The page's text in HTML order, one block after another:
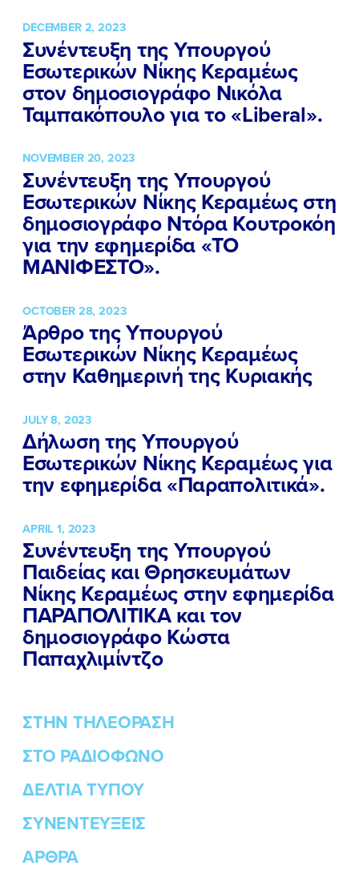
ΠΟΙΑ ΕΙΜΑΙ
ΕΡΓΟ
ΕΚΔΗΛΩΣΕΙΣ
ΝΕΑ
ΕΛΑ ΚΙ ΕΣΥ
FB IN TW YT LN VB TIKTOK
DECEMBER 2, 2023
Συνέντευξη της Υπουργού
Εσωτερικών Νίκης Κεραμέως
στον δημοσιογράφο Νικόλα
Ταμπακόπουλο για το «Liberal».
NOVEMBER 20, 2023
Συνέντευξη της Υπουργού
Εσωτερικών Νίκης Κεραμέως στη
δημοσιογράφο Ντόρα Κουτροκόη
για την εφημερίδα «ΤΟ
ΜΑΝΙΦΕΣΤΟ».
OCTOBER 28, 2023
Άρθρο της Υπουργού
Εσωτερικών Νίκης Κεραμέως
στην Καθημερινή της Κυριακής
JULY 8, 2023
Δήλωση της Υπουργού
Εσωτερικών Νίκης Κεραμέως για
την εφημερίδα «Παραπολιτικά».
APRIL 1, 2023
Συνέντευξη της Υπουργού
Παιδείας και Θρησκευμάτων
Νίκης Κεραμέως στην εφημερίδα
ΠΑΡΑΠΟΛΙΤΙΚΑ και τον
δημοσιογράφο Κώστα
Παπαχλιμίντζο
ΣΤΗΝ ΤΗΛΕΟΡΑΣΗ
ΣΤΟ ΡΑΔΙΟΦΩΝΟ
ΔΕΛΤΙΑ ΤΥΠΟΥ
ΣΥΝΕΝΤΕΥΞΕΙΣ
ΑΡΘΡΑ